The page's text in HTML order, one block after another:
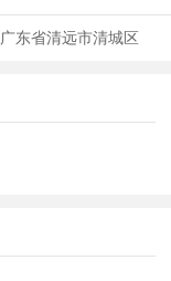
广东省清远市清城区